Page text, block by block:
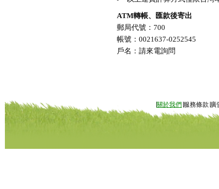
ATM轉帳、匯款後寄出
郵局代號：700
帳號：0021637-0252545
戶名：請來電詢問
關於我們 ∣服務條款∣廣